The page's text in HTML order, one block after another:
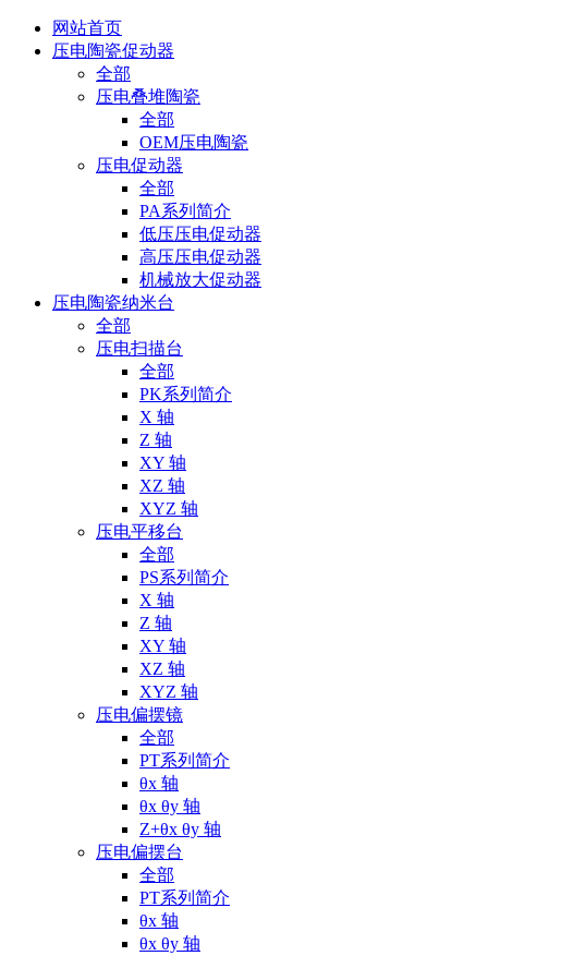
网站首页
压电陶瓷促动器
全部
压电叠堆陶瓷
全部
OEM压电陶瓷
压电促动器
全部
PA系列简介
低压压电促动器
高压压电促动器
机械放大促动器
压电陶瓷纳米台
全部
压电扫描台
全部
PK系列简介
X 轴
Z 轴
XY 轴
XZ 轴
XYZ 轴
压电平移台
全部
PS系列简介
X 轴
Z 轴
XY 轴
XZ 轴
XYZ 轴
压电偏摆镜
全部
PT系列简介
θx 轴
θx θy 轴
Z+θx θy 轴
压电偏摆台
全部
PT系列简介
θx 轴
θx θy 轴